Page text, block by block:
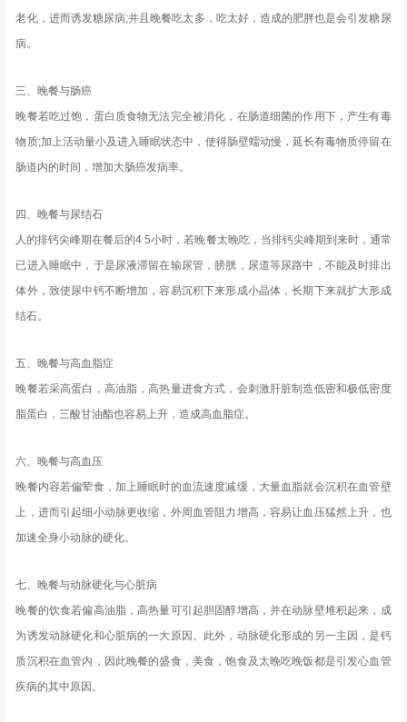
老化，进而诱发糖尿病;并且晚餐吃太多，吃太好，造成的肥胖也是会引发糖尿
病。
三、晚餐与肠癌
晚餐若吃过饱，蛋白质食物无法完全被消化，在肠道细菌的作用下，产生有毒
物质;加上活动量小及进入睡眠状态中，使得肠壁蠕动慢，延长有毒物质停留在
肠道内的时间，增加大肠癌发病率。
四、晚餐与尿结石
人的排钙尖峰期在餐后的4 5小时，若晚餐太晚吃，当排钙尖峰期到来时，通常
已进入睡眠中，于是尿液滞留在输尿管，膀胱，尿道等尿路中，不能及时排出
体外，致使尿中钙不断增加，容易沉积下来形成小晶体，长期下来就扩大形成
结石。
五、晚餐与高血脂症
晚餐若采高蛋白，高油脂，高热量进食方式，会刺激肝脏制造低密和极低密度
脂蛋白，三酸甘油酯也容易上升，造成高血脂症。
六、晚餐与高血压
晚餐内容若偏荤食，加上睡眠时的血流速度减缓，大量血脂就会沉积在血管壁
上，进而引起细小动脉更收缩，外周血管阻力增高，容易让血压猛然上升，也
加速全身小动脉的硬化。
七、晚餐与动脉硬化与心脏病
晚餐的饮食若偏高油脂，高热量可引起胆固醇增高，并在动脉壁堆积起来，成
为诱发动脉硬化和心脏病的一大原因。此外，动脉硬化形成的另一主因，是钙
质沉积在血管内，因此晚餐的盛食，美食，饱食及太晚吃晚饭都是引发心血管
疾病的其中原因。